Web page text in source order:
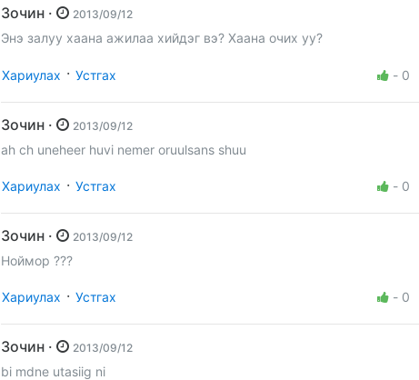
Зочин · 2013/09/12
Энэ залуу хаана ажилаа хийдэг вэ? Хаана очих уу?
Хариулах · Устгах - 0
Зочин · 2013/09/12
ah ch uneheer huvi nemer oruulsans shuu
Хариулах · Устгах - 0
Зочин · 2013/09/12
Ноймор ???
Хариулах · Устгах - 0
Зочин · 2013/09/12
bi mdne utasiig ni